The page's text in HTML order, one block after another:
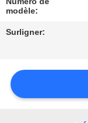
CITATION
modèle:
Surligner: